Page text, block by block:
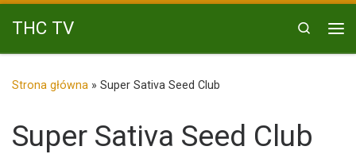
Przejdź do treści
THC TV
Search
Strona główna » Super Sativa Seed Club
Super Sativa Seed Club